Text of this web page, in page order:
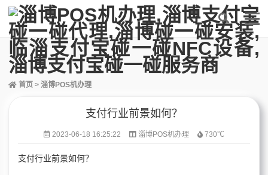
首页 > 淄博POS机办理
支付行业前景如何？
2023-06-18 16:25:22 淄博POS机办理 730℃
支付行业前景如何？